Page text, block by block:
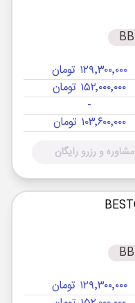
BB
۱۲۹٬۳۰۰٬۰۰۰ تومان
۱۵۲٬۰۰۰٬۰۰۰ تومان
-
۱۰۳٬۶۰۰٬۰۰۰ تومان
مشاوره و رزرو رایگان
BB
۱۲۹٬۳۰۰٬۰۰۰ تومان